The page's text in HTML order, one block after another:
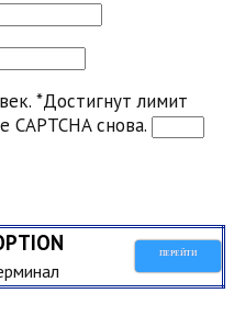
*Достигнут лимит
снова.
ПЕРЕЙТИ